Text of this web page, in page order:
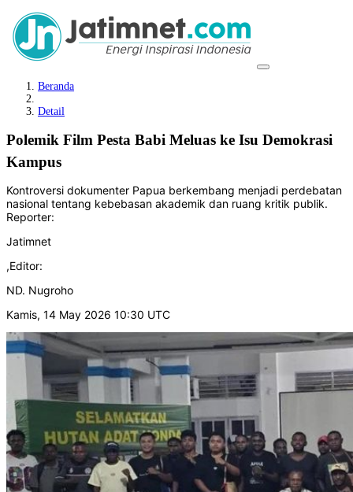
Beranda
Detail
Polemik Film Pesta Babi Meluas ke Isu Demokrasi
Kampus
Kontroversi dokumenter Papua berkembang menjadi perdebatan
nasional tentang kebebasan akademik dan ruang kritik publik.
Reporter:
Jatimnet
,Editor:
ND. Nugroho
Kamis, 14 May 2026 10:30 UTC